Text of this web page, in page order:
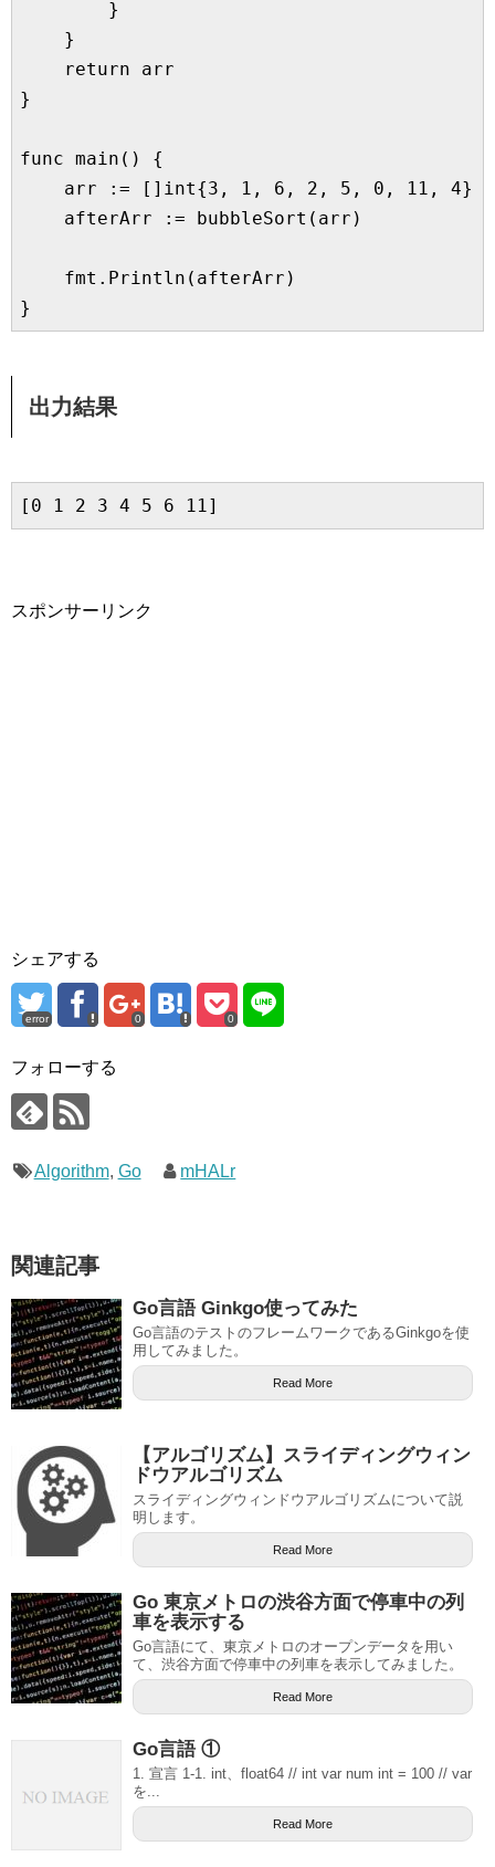
}
func main() {
出力結果
[0 1 2 3 4 5 6 11]
スポンサーリンク
シェアする
error 0 0
フォローする
Algorithm, Go mHALr
関連記事
Go言語 Ginkgo使ってみた
Go言語のテストのフレームワークであるGinkgoを使
用してみました。
Read More
【アルゴリズム】スライディングウィン
ドウアルゴリズム
スライディングウィンドウアルゴリズムについて説
明します。
Read More
Go 東京メトロの渋谷方面で停車中の列
車を表示する
Go言語にて、東京メトロのオープンデータを用い
て、渋谷方面で停車中の列車を表示してみました。
Read More
Go言語 ①
1. 宣言 1-1. int、float64 // int var num int = 100 // var
を...
Read More